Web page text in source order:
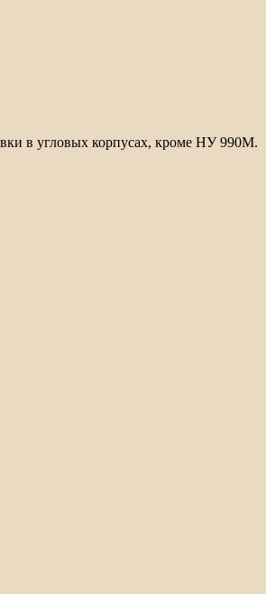
в угловых корпусах, кроме НУ 990М.